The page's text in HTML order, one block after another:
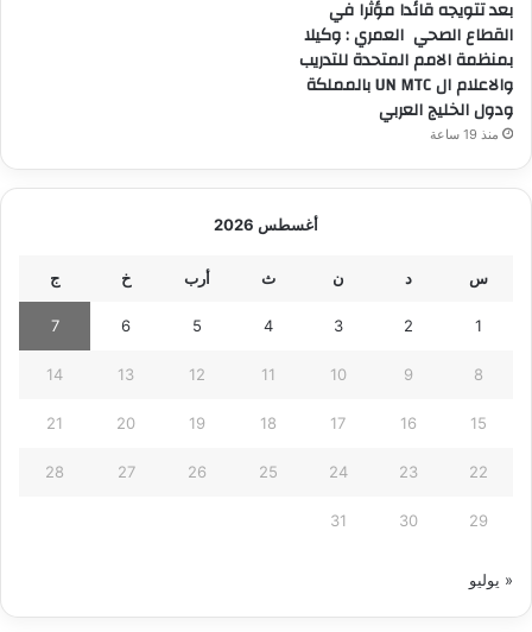
بعد تتويجه قائدا مؤثرا في
القطاع الصحي العمري : وكيلا
بمنظمة الامم المتحدة للتدريب
والاعلام ال UN MTC بالمملكة
ودول الخليج العربي
منذ 19 ساعة
أغسطس 2026
س د ن ث أرب خ ج
1
2
3
4
5
6
7
8
9
10
11
12
13
14
15
16
17
18
19
20
21
22
23
24
25
26
27
28
29
30
31
« يوليو